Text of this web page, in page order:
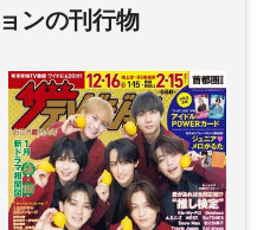
ンの刊行物